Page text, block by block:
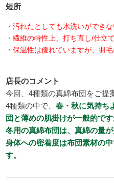
短所
・汚れたとしても水洗いができな
・繊維の特性上、打ち直し/仕立
・保温性は優れていますが、羽
店長のコメント
今回、4種類の真綿布団をご提
4種類の中で、春・秋に気持ち
団と薄めの肌掛けが一般的で
冬用の真綿布団は、真綿の量
身体への密着度は布団素材の
す。